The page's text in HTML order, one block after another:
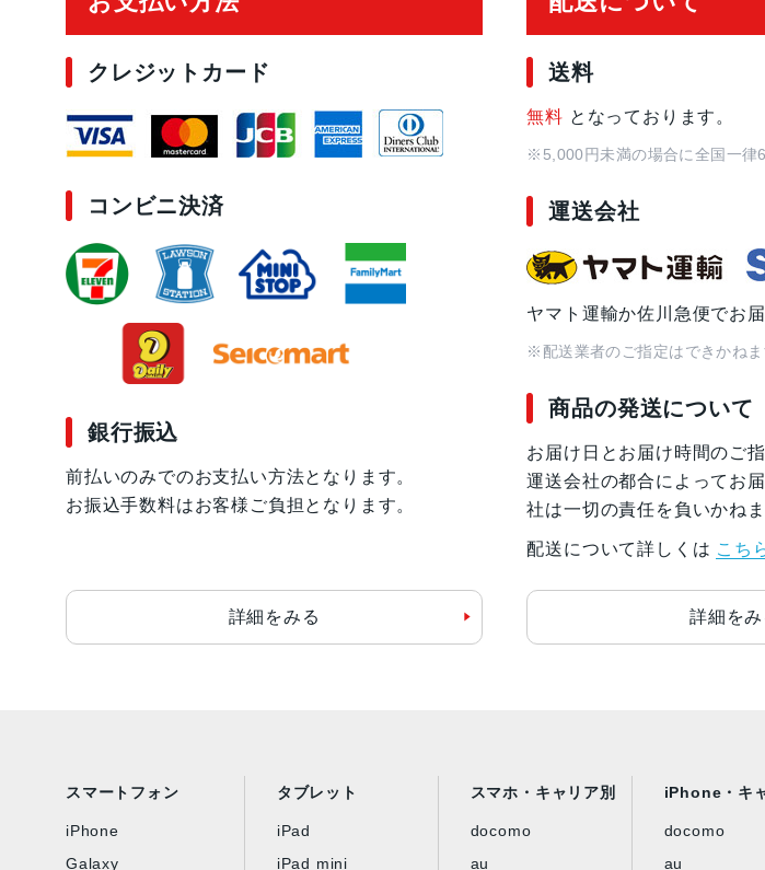
クレジットカード
コンビニ決済
銀行振込
前払いのみでのお支払い方法となります。
お振込手数料はお客様ご負担となります。
詳細をみる
送料
無料 となっております。
※5,000円未満の場合に全国一律
運送会社
ヤマト運輸か佐川急便でお
※配送業者のご指定はできかねま
商品の発送について
お届け日とお届け時間のご
運送会社の都合によってお
社は一切の責任を負いかねま
配送について詳しくは こち
詳細をみ
スマートフォン
iPhone
Galaxy
タブレット
iPad
iPad mini
スマホ・キャリア別
docomo
au
iPhone・キ
docomo
au